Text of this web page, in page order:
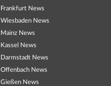
Frankfurt News
Wiesbaden News
Mainz News
Kassel News
Darmstadt News
Offenbach News
Gießen News